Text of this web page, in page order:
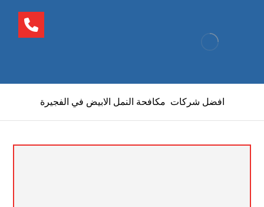
افضل شركات مكافحة النمل الابيض في الفجيرة